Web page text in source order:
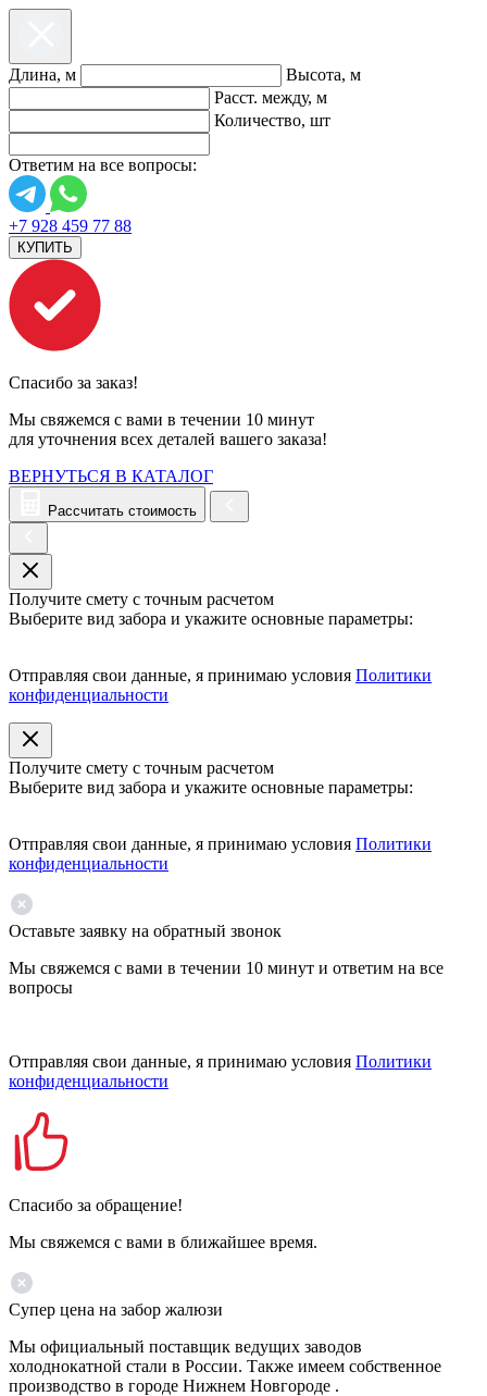
Длина, м
Высота, м
Расст. между, м
Количество, шт
Ответим на все вопросы:
+7 928 459 77 88
КУПИТЬ
Спасибо за заказ!
Мы свяжемся с вами в течении 10 минут
для уточнения всех деталей вашего заказа!
ВЕРНУТЬСЯ В КАТАЛОГ
Рассчитать стоимость
Получите смету с точным расчетом
Выберите вид забора и укажите основные параметры:
Отправляя свои данные, я принимаю условия Политики
конфиденциальности
Получите смету с точным расчетом
Выберите вид забора и укажите основные параметры:
Отправляя свои данные, я принимаю условия Политики
конфиденциальности
Оставьте заявку на обратный звонок
Мы свяжемся с вами в течении 10 минут и ответим на все
вопросы
Отправляя свои данные, я принимаю условия Политики
конфиденциальности
Спасибо за обращение!
Мы свяжемся с вами в ближайшее время.
Супер цена на забор жалюзи
Мы официальный поставщик ведущих заводов
холоднокатной стали в России. Также имеем собственное
производство в городе Нижнем Новгороде .